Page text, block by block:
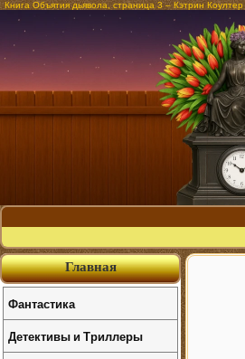
Книга Объятия дьявола, страница 3 – Кэтрин Коултер
Главная
Фантастика
Детективы и Триллеры